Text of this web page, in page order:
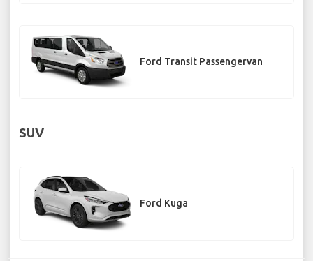
Ford Transit Passengervan
SUV
Ford Kuga